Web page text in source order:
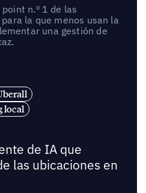
n.º 1 de las
la que menos usan la
una gestión de
local
de IA que
las ubicaciones en